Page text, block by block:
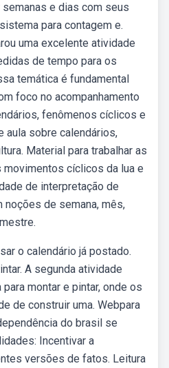
e dias com seus
para contagem e.
uma excelente atividade
de tempo para os
temática é fundamental
foco no acompanhamento
fenômenos cíclicos e
aula sobre calendários,
Material para trabalhar as
cíclicos da lua e
de interpretação de
noções de semana, mês,
o calendário já postado.
A segunda atividade
montar e pintar, onde os
de construir uma. Webpara
do brasil se
Incentivar a
versões de fatos. Leitura